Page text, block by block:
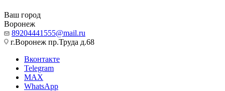
Ваш город
Воронеж
89204441555@mail.ru
г.Воронеж пр.Труда д.68
Вконтакте
Telegram
MAX
WhatsApp